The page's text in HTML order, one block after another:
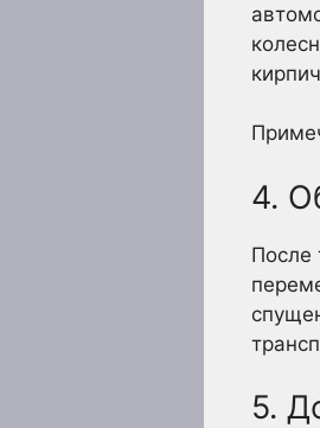
4.
После
5.